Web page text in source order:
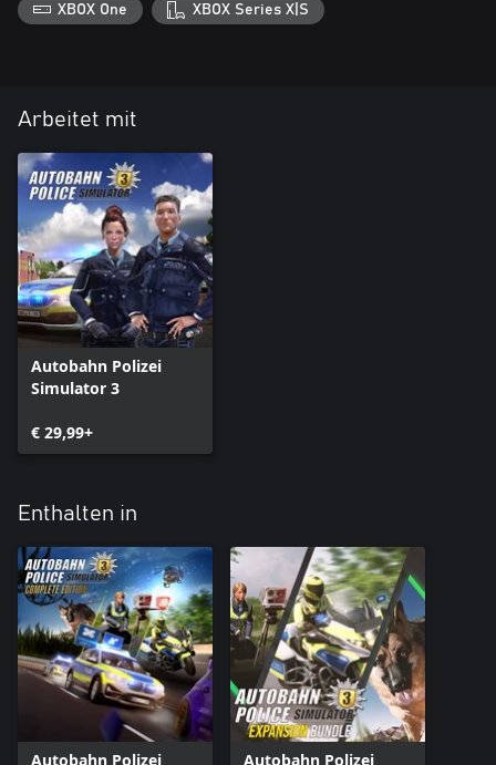
Auswertung von Beweisfotos und konsequente Strafverfolgung
Mach die Autobahn sicherer – mit dem Radarfalle-DLC wird jeder
XBOX One XBOX Series X|S
Arbeitet mit
Autobahn Polizei
Simulator 3
€ 29,99+
Enthalten in
Autobahn Polizei Autobahn Polizei